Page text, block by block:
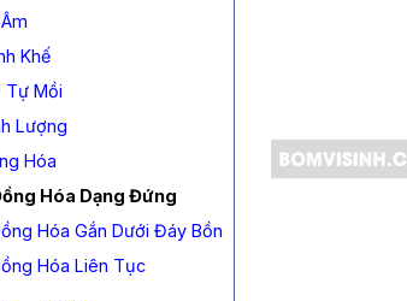
Khế
Tự Mồi
Lượng
Hóa
Hóa Dạng Đứng
Hóa Gắn Dưới Đáy Bồn
Hóa Liên Tục